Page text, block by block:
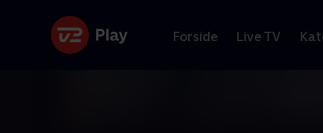
Forside Live TV